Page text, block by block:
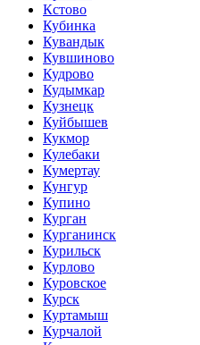
Кстово
Кубинка
Кувандык
Кувшиново
Кудрово
Кудымкар
Кузнецк
Куйбышев
Кукмор
Кулебаки
Кумертау
Кунгур
Купино
Курган
Курганинск
Курильск
Курлово
Куровское
Курск
Куртамыш
Курчалой